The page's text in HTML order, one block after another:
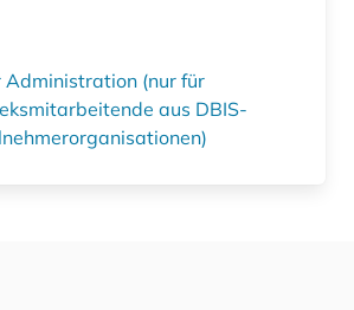
Administration (nur für
aus DBIS-